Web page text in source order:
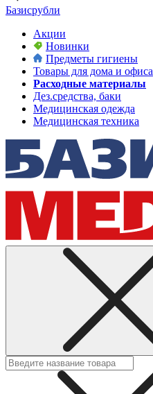
Базисрубли
Акции
Новинки
Предметы гигиены
Товары для дома и офиса
Расходные материалы
Дез.средства, баки
Медицинская одежда
Медицинская техника